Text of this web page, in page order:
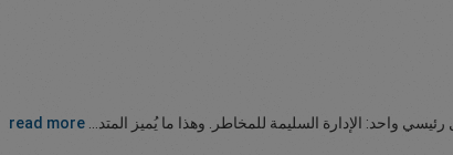
واحد: الإدارة السليمة للمخاطر. وهذا ما يُميز المتد... read more